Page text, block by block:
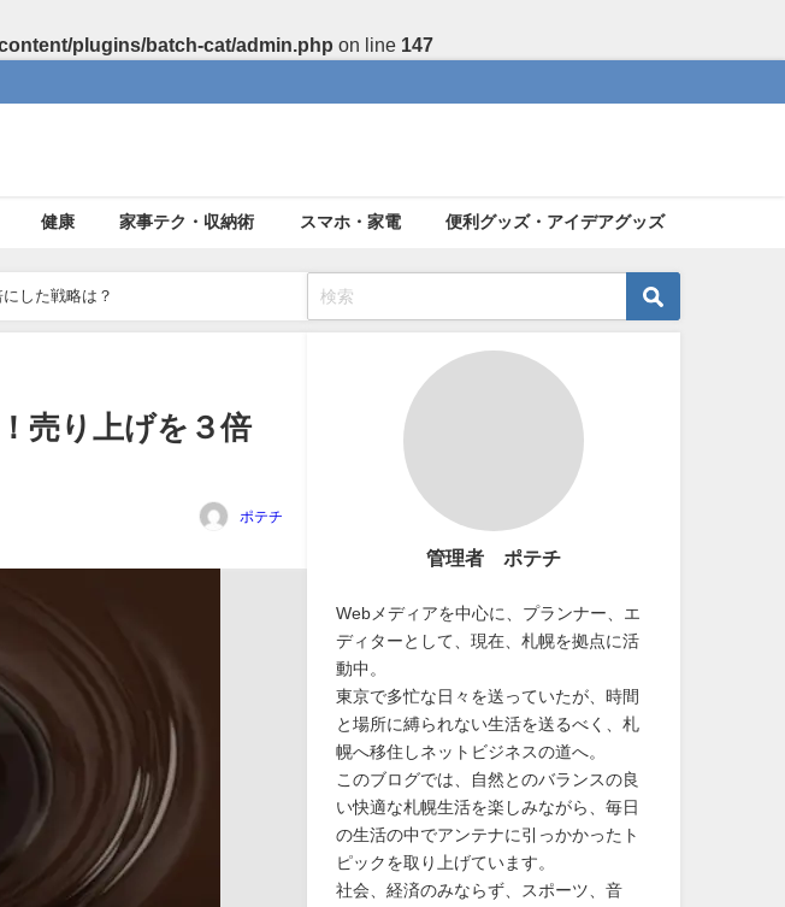
plugins/batch-cat/admin.php on line 147
健康 家事テク・収納術 スマホ・家電 便利グッズ・アイデアグッズ
にした戦略は？
売り上げを３倍
ポテチ
管理者 ポテチ
Webメディアを中心に、プランナー、エ
ディターとして、現在、札幌を拠点に活
動中。
東京で多忙な日々を送っていたが、時間
と場所に縛られない生活を送るべく、札
幌へ移住しネットビジネスの道へ。
このブログでは、自然とのバランスの良
い快適な札幌生活を楽しみながら、毎日
の生活の中でアンテナに引っかかったト
ピックを取り上げています。
社会、経済のみならず、スポーツ、音